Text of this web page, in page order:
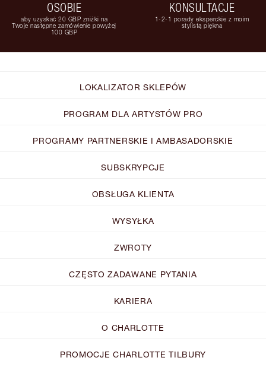
OSOBIE
aby uzyskać 20 GBP zniżki na
Twoje następne zamówienie powyżej
100 GBP
KONSULTACJE
1-2-1 porady eksperckie z moim
stylistą piękna
LOKALIZATOR SKLEPÓW
PROGRAM DLA ARTYSTÓW PRO
PROGRAMY PARTNERSKIE I AMBASADORSKIE
SUBSKRYPCJE
OBSŁUGA KLIENTA
WYSYŁKA
ZWROTY
CZĘSTO ZADAWANE PYTANIA
KARIERA
O CHARLOTTE
PROMOCJE CHARLOTTE TILBURY